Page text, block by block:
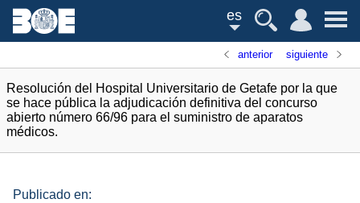
es
anterior siguiente
Resolución del Hospital Universitario de Getafe por la que
se hace pública la adjudicación definitiva del concurso
abierto número 66/96 para el suministro de aparatos
médicos.
Publicado en: